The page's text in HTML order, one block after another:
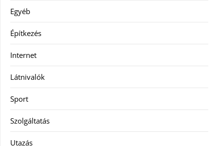
Egyéb
Építkezés
Internet
Látnivalók
Sport
Szolgáltatás
Utazás